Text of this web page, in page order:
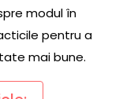
modul în
pentru a
mai bune.